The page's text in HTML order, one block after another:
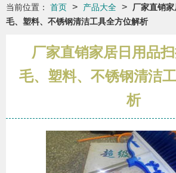
当前位置： 首页 > 产品大全 >
厂家直销
毛、塑料、不锈钢清洁工具全方位解析
厂家直销家居日用品
毛、塑料、不锈钢清洁
析